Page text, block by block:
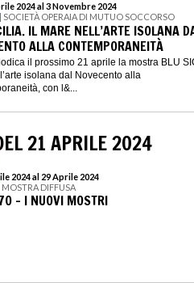
2024 al 3 Novembre 2024
| SOCIETÀ OPERAIA DI MUTUO SOCCORSO
IL MARE NELL’ARTE ISOLANA
ALLA CONTEMPORANEITÀ
il prossimo 21 aprile la mostra BLU
isolana dal Novecento alla
con l&...
21 APRILE 2024
2024 al 29 Aprile 2024
MOSTRA DIFFUSA
– I NUOVI MOSTRI